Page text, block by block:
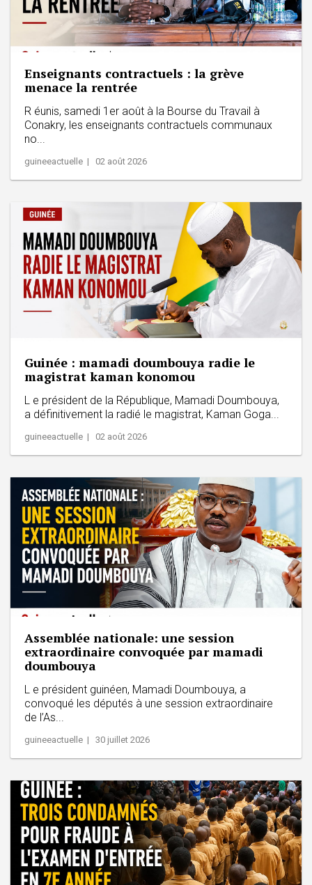
Enseignants contractuels : la grève
menace la rentrée
R éunis, samedi 1er août à la Bourse du Travail à
Conakry, les enseignants contractuels communaux
no...
guineeactuelle | 02 août 2026
Guinée : mamadi doumbouya radie le
magistrat kaman konomou
L e président de la République, Mamadi Doumbouya,
a définitivement la radié le magistrat, Kaman Goga...
guineeactuelle | 02 août 2026
Assemblée nationale: une session
extraordinaire convoquée par mamadi
doumbouya
L e président guinéen, Mamadi Doumbouya, a
convoqué les députés à une session extraordinaire
de l’As...
guineeactuelle | 30 juillet 2026